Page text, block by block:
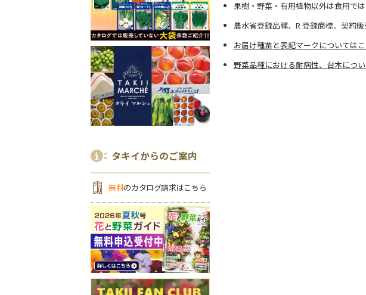
タキイからのご案内
無料のカタログ請求はこちら
果樹・野菜・有用植物以外は食用で
農水省登録品種、R 登録商標、契約販
お届け種苗と表記マークについては
野菜品種における耐病性、台木につ